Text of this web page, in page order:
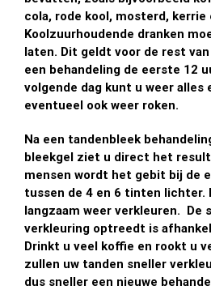
cola, rode kool, mosterd,
Koolzuurhoudende dranken
laten. Dit geldt voor de rest
een behandeling de eerste 12
volgende dag kunt u weer alles
eventueel ook weer roken.
Na een tandenbleek
bleekgel ziet u direct het
mensen wordt het gebit bij de
tussen de 4 en 6 tinten lichter.
langzaam weer verkleuren. De
verkleuring optreedt is
Drinkt u veel koffie en rookt u
zullen uw tanden sneller
dus sneller een nieuwe